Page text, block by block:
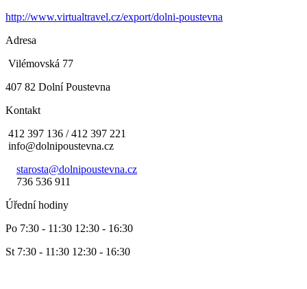
http://www.virtualtravel.cz/export/dolni-poustevna
Adresa
Vilémovská 77
407 82 Dolní Poustevna
Kontakt
412 397 136 / 412 397 221
info@dolnipoustevna.cz
starosta@dolnipoustevna.cz
736 536 911
Úřední hodiny
Po 7:30 - 11:30 12:30 - 16:30
St 7:30 - 11:30 12:30 - 16:30